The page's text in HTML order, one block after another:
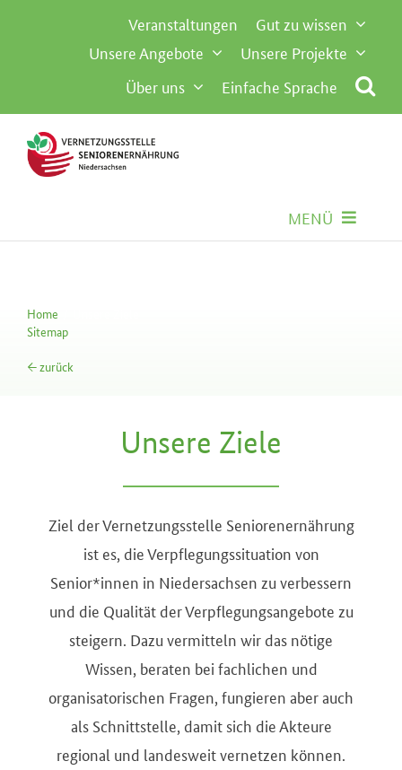
Veranstaltungen
Gut zu wissen
Unsere Angebote
Unsere Projekte
Über uns
Einfache Sprache
MENÜ
Gemeinschaftsverpflegung
Home
Sitemap
← zurück
Unsere Ziele
Ziel der Vernetzungsstelle Seniorenernährung
ist es, die Verpflegungssituation von
Senior*innen in Niedersachsen zu verbessern
und die Qualität der Verpflegungsangebote zu
steigern. Dazu vermitteln wir das nötige
Wissen, beraten bei fachlichen und
organisatorischen Fragen, fungieren aber auch
als Schnittstelle, damit sich die Akteure
regional und landesweit vernetzen können.